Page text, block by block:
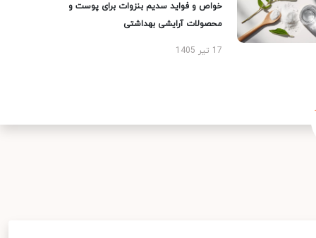
خواص و فواید سدیم بنزوات برای پوست و
محصولات آرایشی بهداشتی
17 تیر 1405